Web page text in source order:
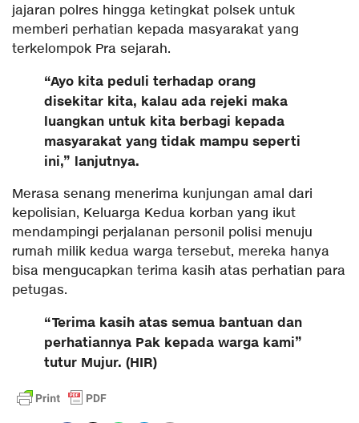
jajaran polres hingga ketingkat polsek untuk
memberi perhatian kepada masyarakat yang
terkelompok Pra sejarah.
“Ayo kita peduli terhadap orang
disekitar kita, kalau ada rejeki maka
luangkan untuk kita berbagi kepada
masyarakat yang tidak mampu seperti
ini,” lanjutnya.
Merasa senang menerima kunjungan amal dari
kepolisian, Keluarga Kedua korban yang ikut
mendampingi perjalanan personil polisi menuju
rumah milik kedua warga tersebut, mereka hanya
bisa mengucapkan terima kasih atas perhatian para
petugas.
“Terima kasih atas semua bantuan dan
perhatiannya Pak kepada warga kami”
tutur Mujur. (HIR)